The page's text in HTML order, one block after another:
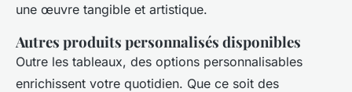
une œuvre tangible et artistique.
Autres produits personnalisés disponibles
Outre les tableaux, des options personnalisables
enrichissent votre quotidien. Que ce soit des